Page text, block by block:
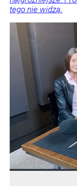
tego nie widzą.